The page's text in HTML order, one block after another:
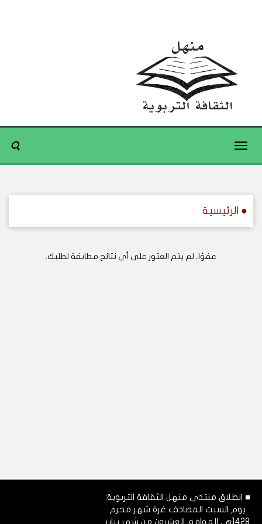
Toggle
● الرئيسية
عفوًا، لم يتم العثور على أي نتائج مطابقة لطلبك.
■ انطلاق منتدى منهل الثقافة التربوية:
يوم السبت المصادف غرة شهر محرم
1428هـ، الموافق العشرون من شهر يناير